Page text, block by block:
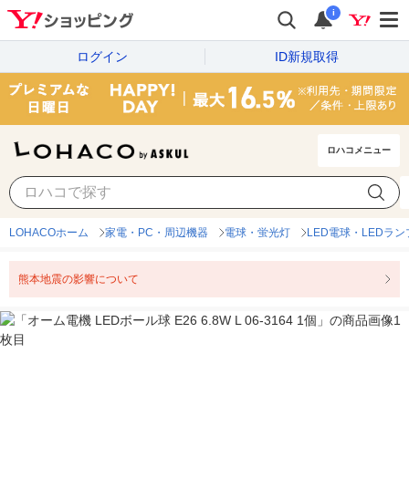
i
ログイン ID新規取得
ロハコメニュー
LOHACOホーム 家電・PC・周辺機器 電球・蛍光灯 LED電球・LEDラン
熊本地震の影響について